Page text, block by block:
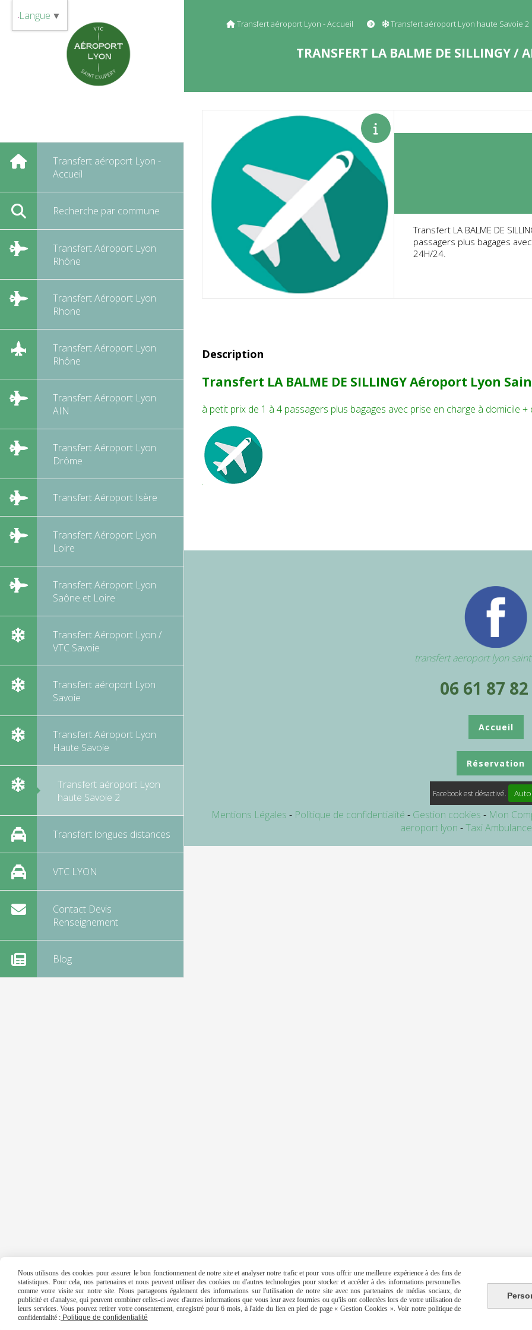
Transfert aéroport Lyon -
Accueil
Recherche par commune
Transfert Aéroport Lyon
Rhône
Transfert Aéroport Lyon
Rhone
Transfert Aéroport Lyon
Rhône
Transfert Aéroport Lyon
AIN
Transfert Aéroport Lyon
Drôme
Transfert Aéroport Isère
Transfert Aéroport Lyon
Loire
Transfert Aéroport Lyon
Saône et Loire
Transfert Aéroport Lyon /
VTC Savoie
Transfert aéroport Lyon
Savoie
Transfert Aéroport Lyon
Haute Savoie
Transfert aéroport Lyon
haute Savoie 2
Transfert longues distances
VTC LYON
Contact Devis
Renseignement
Blog
Transfert aéroport Lyon - Accueil Transfert aéroport Lyon haute Savoie 2
TRANSFERT LA BALME DE SILLINGY /
Transfert LA BALME DE
passagers plus bagages
24H/24.
Description
Transfert LA BALME DE SILLINGY Aéroport Lyon
à petit prix de 1 à 4 passagers plus bagages avec prise en charge à domicile
.
transfert aeroport lyon
06 61 87 82
Accueil
Réservation
Facebook est désactivé.
Mentions Légales Politique de confidentialité Gestion cookies Mon
aeroport lyon
Taxi Ambulance
Langue ▼
Nous utilisons des cookies pour assurer le bon fonctionnement de notre site et analyser notre trafic et pour vous offrir une meilleure expérience à des fins de
statistiques. Pour cela, nos partenaires et nous peuvent utiliser des cookies ou d'autres technologies pour stocker et accéder à des informations personnelles
comme votre visite sur notre site. Nous partageons également des informations sur l'utilisation de notre site avec nos partenaires de médias sociaux, de
publicité et d'analyse, qui peuvent combiner celles-ci avec d'autres informations que vous leur avez fournies ou qu'ils ont collectées lors de votre utilisation de
leurs services. Vous pouvez retirer votre consentement, enregistré pour 6 mois, à l'aide du lien en pied de page « Gestion Cookies ». Voir notre politique de
confidentialité : Politique de confidentialité